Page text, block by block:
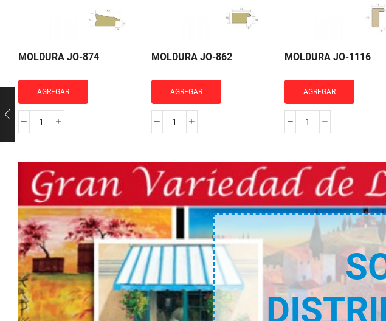
MOLDURA JO-874
AGREGAR
MOLDURA
cantidad
MOLDURA JO-862
AGREGAR
MOLDURA
cantidad
MOLDURA JO-1116
AGREGAR
MOLDURA
cantidad